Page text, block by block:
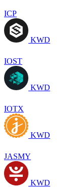
ICP
KWD
IOST
KWD
IOTX
KWD
JASMY
KWD